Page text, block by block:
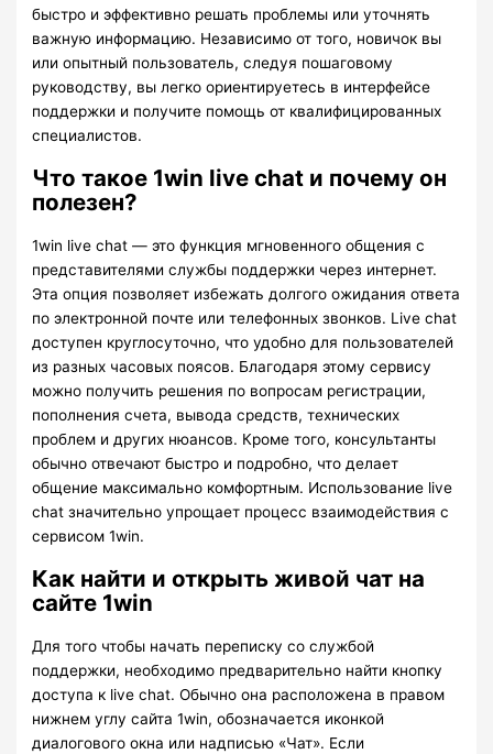
быстро и эффективно решать проблемы или уточнять
важную информацию. Независимо от того, новичок вы
или опытный пользователь, следуя пошаговому
руководству, вы легко ориентируетесь в интерфейсе
поддержки и получите помощь от квалифицированных
специалистов.
Что такое 1win live chat и почему он
полезен?
1win live chat — это функция мгновенного общения с
представителями службы поддержки через интернет.
Эта опция позволяет избежать долгого ожидания ответа
по электронной почте или телефонных звонков. Live chat
доступен круглосуточно, что удобно для пользователей
из разных часовых поясов. Благодаря этому сервису
можно получить решения по вопросам регистрации,
пополнения счета, вывода средств, технических
проблем и других нюансов. Кроме того, консультанты
обычно отвечают быстро и подробно, что делает
общение максимально комфортным. Использование live
chat значительно упрощает процесс взаимодействия с
сервисом 1win.
Как найти и открыть живой чат на
сайте 1win
Для того чтобы начать переписку со службой
поддержки, необходимо предварительно найти кнопку
доступа к live chat. Обычно она расположена в правом
нижнем углу сайта 1win, обозначается иконкой
диалогового окна или надписью «Чат». Если